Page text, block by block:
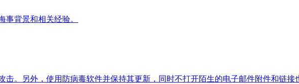
事背景和相关经验。
击。另外，使用防病毒软件并保持其更新，同时不打开陌生的电子邮件附件和链接